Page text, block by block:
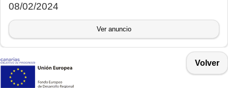
08/02/2024
Ver anuncio
Volver